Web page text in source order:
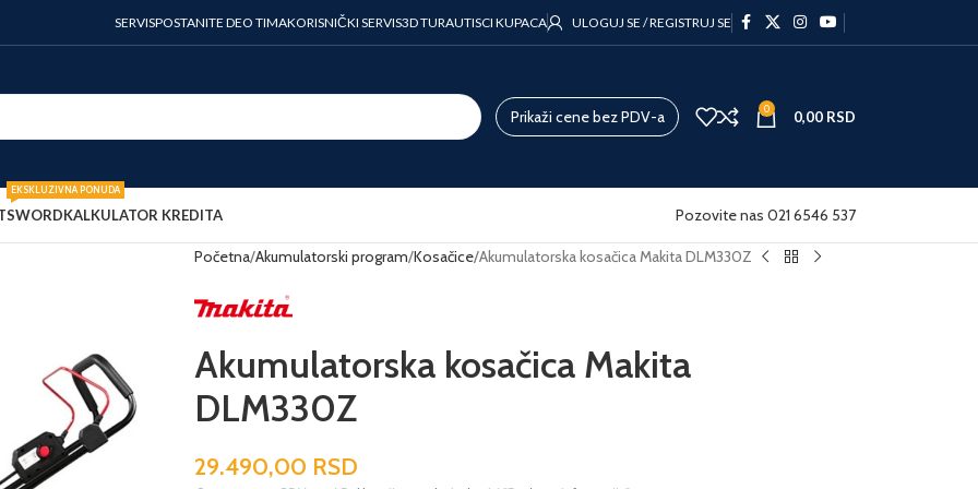
SERVISPOSTANITE DEO TIMAKORISNIČKI SERVIS3D TURAUTISCI KUPACA ULOGUJ SE / REGISTRUJ SE
Prikaži cene bez PDV-a 0 0,00 RSD
SWORD
EKSKLUZIVNA PONUDA
KALKULATOR KREDITA Pozovite nas 021 6546 537
Početna Akumulatorski program Kosačice Akumulatorska kosačica Makita DLM330Z
Akumulatorska kosačica Makita
DLM330Z
29.490,00 RSD